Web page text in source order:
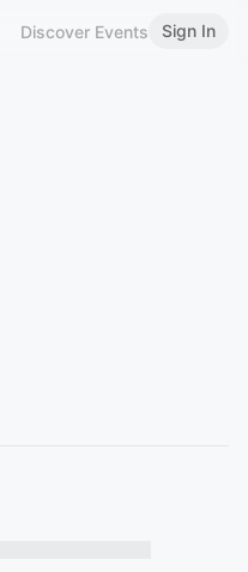
Discover Events Sign In